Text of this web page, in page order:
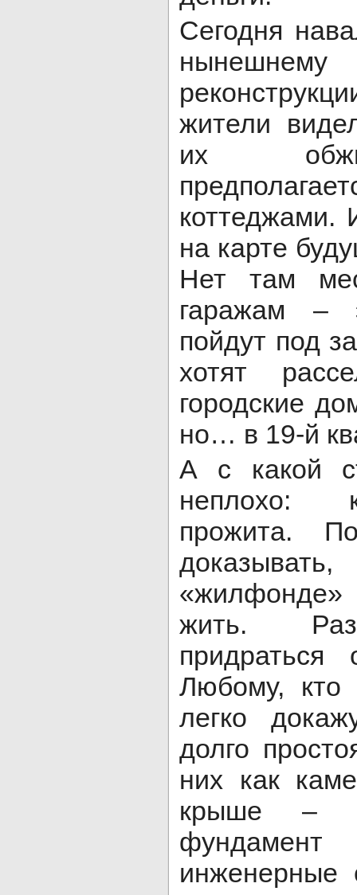
Сегодня
жители
их
на карте
Нет там
гаражам –
пойдут под
хотят
городские
но… в 19-й
А с какой
неплохо:
прожита.
жить.
Любому, кто
легко
долго
них как
крыше –
инженерные